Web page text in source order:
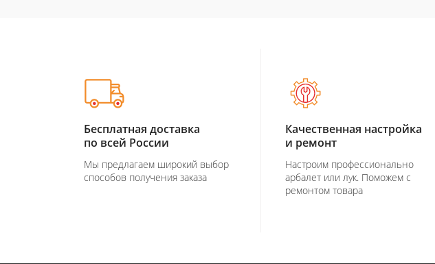
Бесплатная доставка
по всей России
Мы предлагаем широкий выбор
способов получения заказа
Качественная настройка
и ремонт
Настроим профессионально
арбалет или лук. Поможем с
ремонтом товара